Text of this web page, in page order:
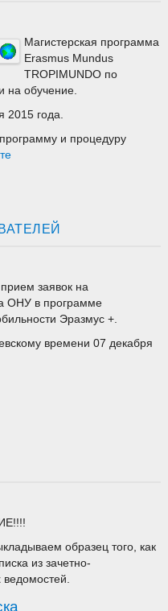
Магистерская программа
Erasmus Mundus
TROPIMUNDO по
на обучение.
2015 года.
и процедуру
заявок на
ОНУ в программе
Эразмус +.
времени 07 декабря
образец того, как
из зачетно-